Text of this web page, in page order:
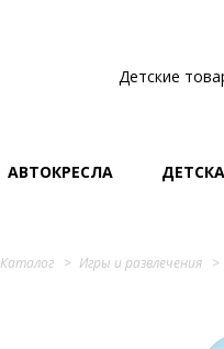
Детские
АВТОКРЕСЛА
Каталог Игры и развлечения